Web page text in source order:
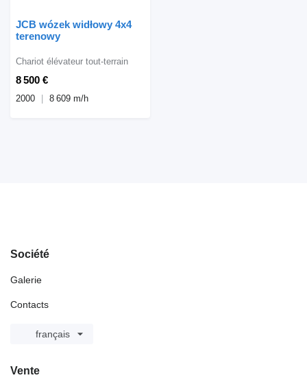
JCB wózek widłowy 4x4
terenowy
8 500 €
Chariot élévateur tout-terrain
2000 8 609 m/h
Société
Galerie
Contacts
français
Vente